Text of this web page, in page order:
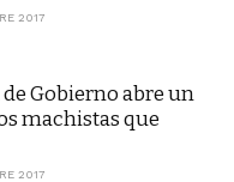
2017
Gobierno abre un
machistas que
2017